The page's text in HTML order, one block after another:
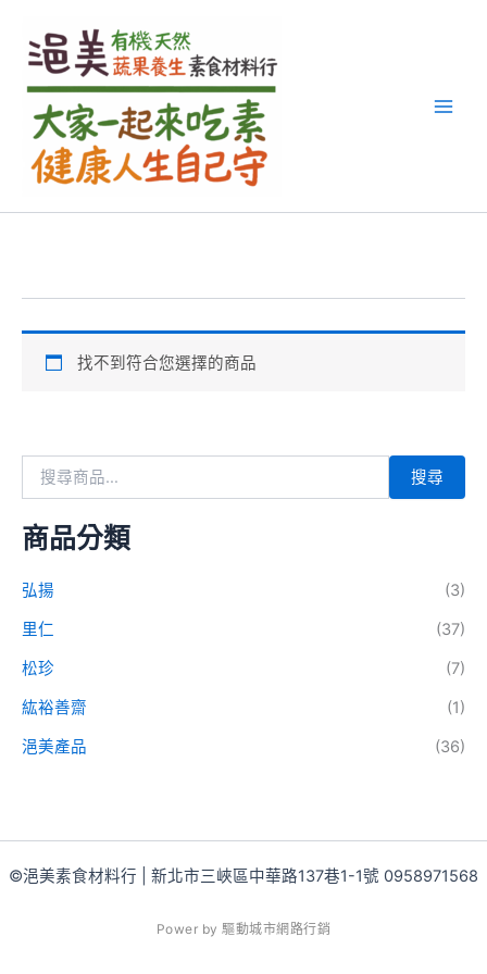
找不到符合您選擇的商品
關
字
搜尋
商品分類
弘揚
(3)
里仁
(37)
松珍
(7)
紘裕善齋
(1)
浥美產品
(36)
©浥美素食材料行 | 新北市三峽區中華路137巷1-1號 0958971568
Power by 驅動城市網路行銷